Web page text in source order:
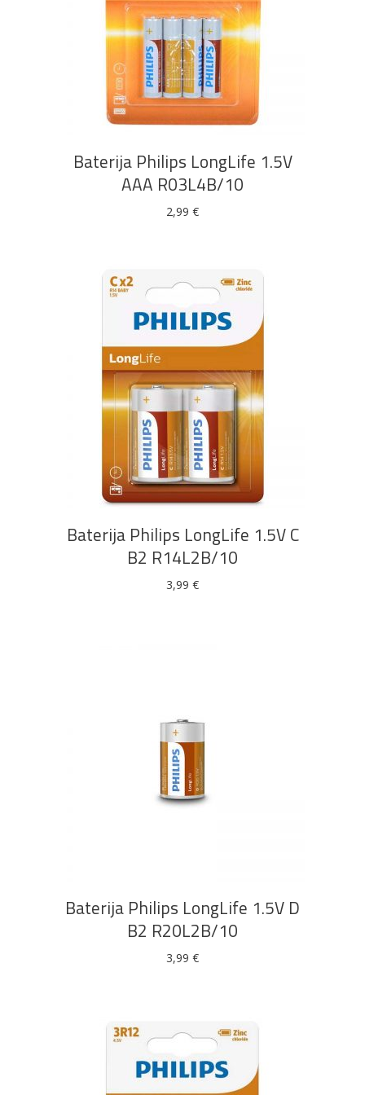
Metalna
galanterija
ElektromaterijalVijčana
roba
DODAJ U KOŠARICU
Baterija Philips LongLife 1.5V
AAA R03L4B/10
2,99 €
DODAJ U KOŠARICU
Baterija Philips LongLife 1.5V C
B2 R14L2B/10
3,99 €
Baterija Philips LongLife 1.5V D
B2 R20L2B/10
3,99 €